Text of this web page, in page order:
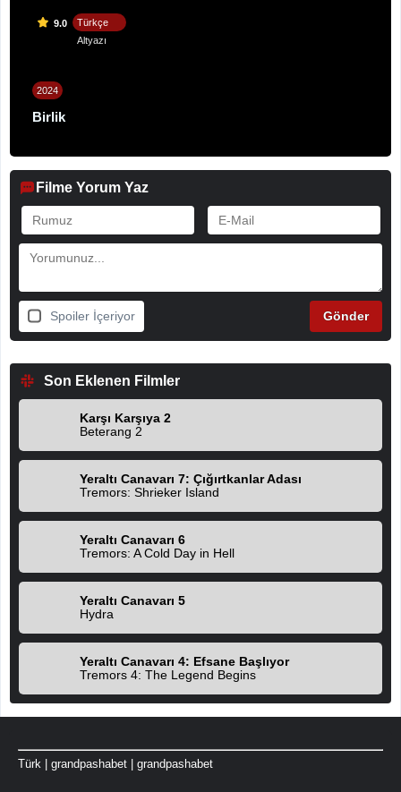
9.0
Türkçe
Altyazı
2024
Birlik
Filme Yorum Yaz
Spoiler İçeriyor
Son Eklenen Filmler
Karşı Karşıya 2
Beterang 2
Yeraltı Canavarı 7: Çığırtkanlar Adası
Tremors: Shrieker Island
Yeraltı Canavarı 6
Tremors: A Cold Day in Hell
Yeraltı Canavarı 5
Hydra
Yeraltı Canavarı 4: Efsane Başlıyor
Tremors 4: The Legend Begins
Türk | grandpashabet | grandpashabet